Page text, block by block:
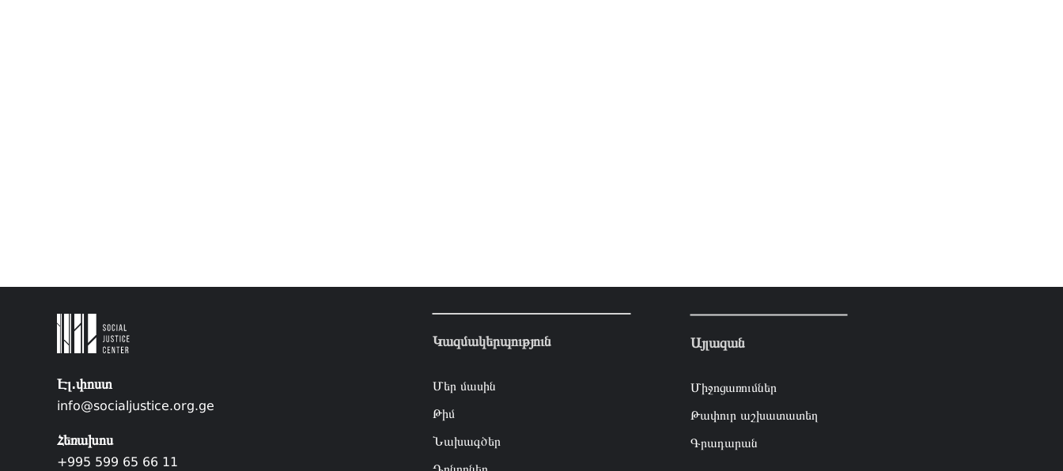
Էլ.փոստ
info@socialjustice.org.ge
Հեռախոս
+995 599 65 66 11
Կազմակերպություն
Մեր մասին
Թիմ
Նախագծեր
Այլազան
Միջոցառումներ
Թափուր աշխատատեղ
Գրադարան